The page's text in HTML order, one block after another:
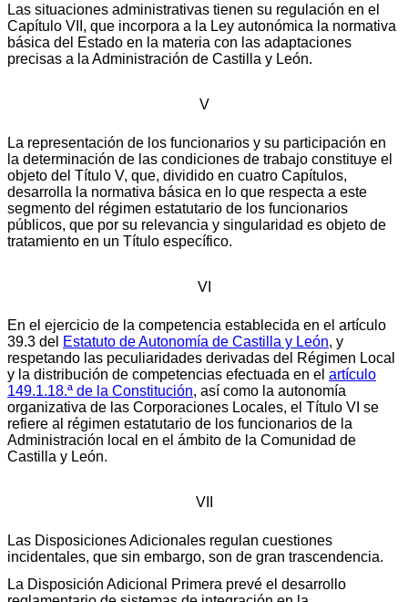
Las situaciones administrativas tienen su regulación en el
Capítulo VII, que incorpora a la Ley autonómica la normativa
básica del Estado en la materia con las adaptaciones
precisas a la Administración de Castilla y León.
V
La representación de los funcionarios y su participación en
la determinación de las condiciones de trabajo constituye el
objeto del Título V, que, dividido en cuatro Capítulos,
desarrolla la normativa básica en lo que respecta a este
segmento del régimen estatutario de los funcionarios
públicos, que por su relevancia y singularidad es objeto de
tratamiento en un Título específico.
VI
En el ejercicio de la competencia establecida en el artículo
39.3 del Estatuto de Autonomía de Castilla y León, y
respetando las peculiaridades derivadas del Régimen Local
y la distribución de competencias efectuada en el artículo
149.1.18.ª de la Constitución, así como la autonomía
organizativa de las Corporaciones Locales, el Título VI se
refiere al régimen estatutario de los funcionarios de la
Administración local en el ámbito de la Comunidad de
Castilla y León.
VII
Las Disposiciones Adicionales regulan cuestiones
incidentales, que sin embargo, son de gran trascendencia.
La Disposición Adicional Primera prevé el desarrollo